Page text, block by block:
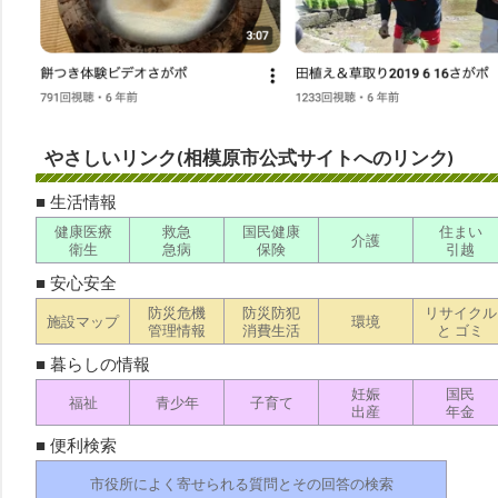
やさしいリンク(相模原市公式サイトへのリンク)
■ 生活情報
健康医療
衛生
救急
急病
国民健康
保険
介護
住まい
引越
■ 安心安全
施設マップ
防災危機
管理情報
防災防犯
消費生活
環境
リサイクル
と ゴミ
■ 暮らしの情報
福祉 青少年 子育て
妊娠
出産
国民
年金
■ 便利検索
市役所によく寄せられる質問とその回答の検索